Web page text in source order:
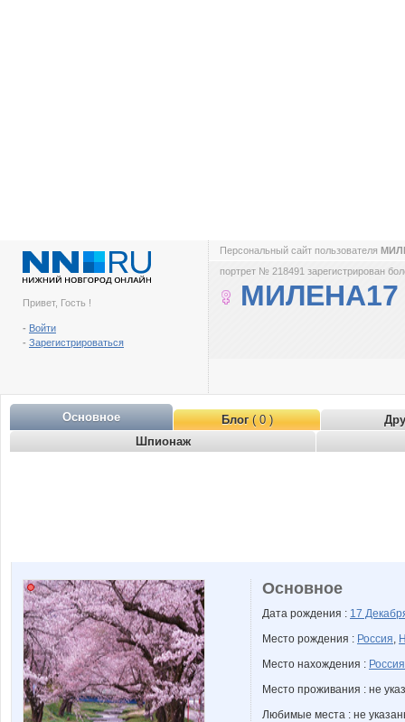
Привет, Гость !
- Войти
- Зарегистрироваться
Персональный сайт пользователя
портрет № 218491 зарегистрирован
МИЛЕНА17
Основное Блог( 0 )
Шпионаж
Основное
Дата рождения : 17
Место рождения : Россия,
Место нахождения : Россия
Место проживания : не
Любимые места : не